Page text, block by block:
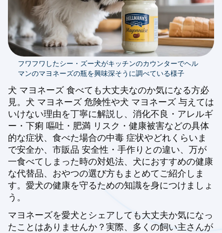
フワフワしたシー・ズー犬がキッチンのカウンターでヘル
マンのマヨネーズの瓶を興味深そうに調べている様子
犬 マヨネーズ 食べても大丈夫なのか気になる方必
見。犬 マヨネーズ 危険性や犬 マヨネーズ 与えては
いけない理由を丁寧に解説し、消化不良・アレルギ
ー・下痢 嘔吐・肥満 リスク・健康被害などの具体
的な症状、食べた場合の中毒 症状やどれくらいま
で安全か、市販品 安全性・手作りとの違い、万が
一食べてしまった時の対処法、犬におすすめの健康
な代替品、おやつの選び方もまとめてご紹介しま
す。愛犬の健康を守るための知識を身につけましょ
う。
マヨネーズを愛犬とシェアしても大丈夫か気になっ
たことはありませんか？実際、多くの飼い主さんが